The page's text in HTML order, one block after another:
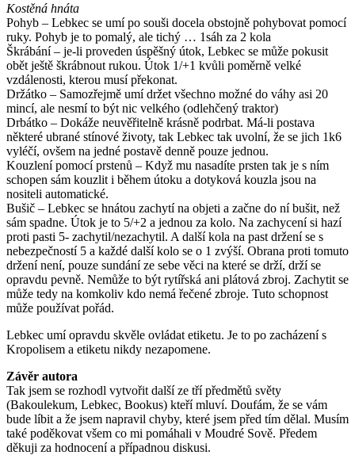
Kostěná hnáta
Pohyb – Lebkec se umí po souši docela obstojně pohybovat pomocí
ruky. Pohyb je to pomalý, ale tichý … 1sáh za 2 kola
Škrábání – je-li proveden úspěšný útok, Lebkec se může pokusit
obět ještě škrábnout rukou. Útok 1/+1 kvůli poměrně velké
vzdálenosti, kterou musí překonat.
Držátko – Samozřejmě umí držet všechno možné do váhy asi 20
mincí, ale nesmí to být nic velkého (odlehčený traktor)
Drbátko – Dokáže neuvěřitelně krásně podrbat. Má-li postava
některé ubrané stínové životy, tak Lebkec tak uvolní, že se jich 1k6
vyléčí, ovšem na jedné postavě denně pouze jednou.
Kouzlení pomocí prstenů – Když mu nasadíte prsten tak je s ním
schopen sám kouzlit i během útoku a dotyková kouzla jsou na
nositeli automatické.
Bušič – Lebkec se hnátou zachytí na objeti a začne do ní bušit, než
sám spadne. Útok je to 5/+2 a jednou za kolo. Na zachycení si hazí
proti pasti 5- zachytil/nezachytil. A další kola na past držení se s
nebezpečností 5 a každé další kolo se o 1 zvýší. Obrana proti tomuto
držení není, pouze sundání ze sebe věci na které se drží, drží se
opravdu pevně. Nemůže to být rytířská ani plátová zbroj. Zachytit se
může tedy na komkoliv kdo nemá řečené zbroje. Tuto schopnost
může používat pořád.
Lebkec umí opravdu skvěle ovládat etiketu. Je to po zacházení s
Kropolisem a etiketu nikdy nezapomene.
Závěr autora
Tak jsem se rozhodl vytvořit další ze tří předmětů světy
(Bakoulekum, Lebkec, Bookus) kteří mluví. Doufám, že se vám
bude líbit a že jsem napravil chyby, které jsem před tím dělal. Musím
také poděkovat všem co mi pomáhali v Moudré Sově. Předem
děkuji za hodnocení a případnou diskusi.